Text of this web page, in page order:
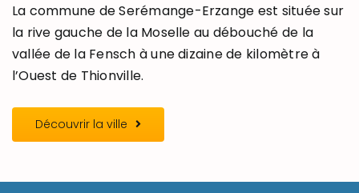
La commune de Serémange-Erzange est située sur
la rive gauche de la Moselle au débouché de la
vallée de la Fensch à une dizaine de kilomètre à
l’Ouest de Thionville.
Découvrir la ville